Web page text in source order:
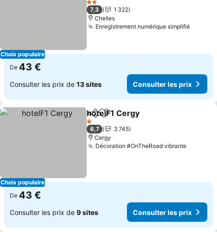
Choix populaire
2 Étoiles
7,3
1 322
Chelles
Enregistrement numérique simplifié
De 43 €
Consulter les prix de 13 sites Consulter les prix
Choix populaire
PartagerAjouter à mes favoris
hotelF1 Cergy
1 Étoiles
6,7
3 745
Cergy
Décoration #OnTheRoad vibrante
De 43 €
Consulter les prix de 9 sites Consulter les prix